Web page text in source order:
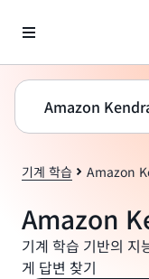
Amazon
기계 학습 Amazon
Amazon
기계 학습 기반의 지
게 답변 찾기